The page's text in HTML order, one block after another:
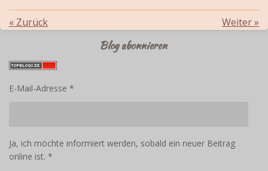
« Zurück Weiter»
Blog abonnieren
E-Mail-Adresse *
Ja, ich möchte informiert werden, sobald ein neuer Beitrag
online ist. *